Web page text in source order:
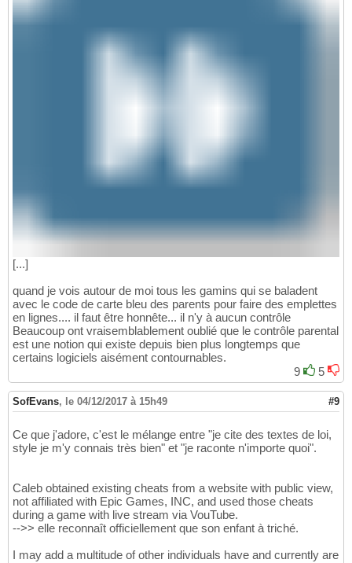
[...]
quand je vois autour de moi tous les gamins qui se baladent
avec le code de carte bleu des parents pour faire des emplettes
en lignes.... il faut être honnête... il n'y à aucun contrôle
Beaucoup ont vraisemblablement oublié que le contrôle parental
est une notion qui existe depuis bien plus longtemps que
certains logiciels aisément contournables.
9
5
SofEvans, le 04/12/2017 à 15h49 #9
Ce que j'adore, c'est le mélange entre "je cite des textes de loi,
style je m'y connais très bien" et "je raconte n'importe quoi".
Caleb obtained existing cheats from a website with public view,
not affiliated with Epic Games, INC, and used those cheats
during a game with live stream via VouTube.
-->> elle reconnaît officiellement que son enfant à triché.
I may add a multitude of other individuals have and currently are